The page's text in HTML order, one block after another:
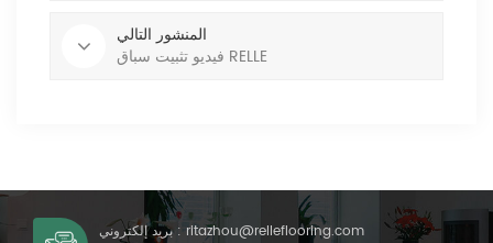
المنشور التالي
فيديو تثبيت سباق RELLE
بريد إلكتروني : ritazhou@relleflooring.com